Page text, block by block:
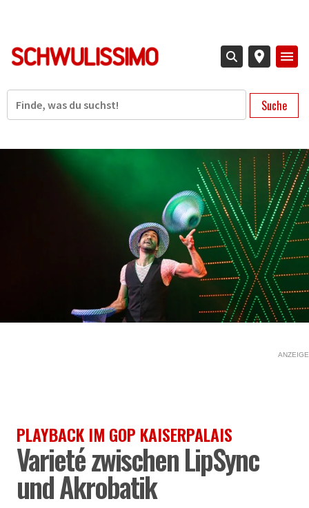
Suche
ANZEIGE
PLAYBACK IM GOP KAISERPALAIS
Varieté zwischen LipSync
und Akrobatik